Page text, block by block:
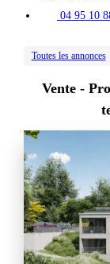
04 95 10
Toutes les annonces
Vente -